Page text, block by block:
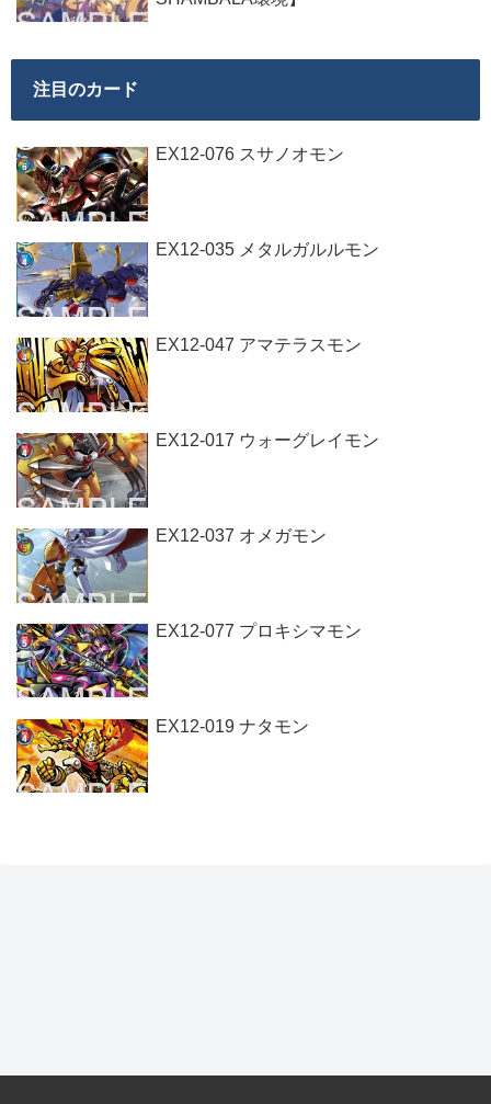
注目のカード
EX12-076 スサノオモン
EX12-035 メタルガルルモン
EX12-047 アマテラスモン
EX12-017 ウォーグレイモン
EX12-037 オメガモン
EX12-077 プロキシマモン
EX12-019 ナタモン